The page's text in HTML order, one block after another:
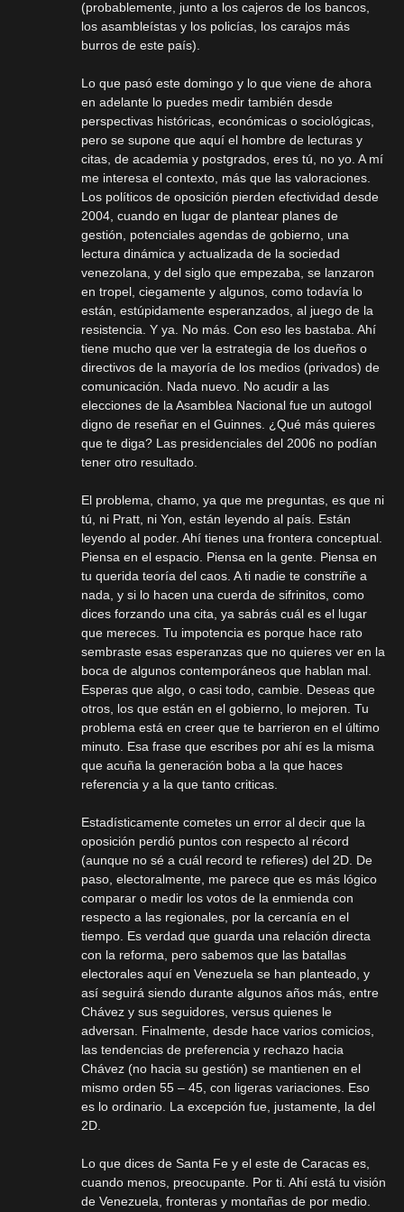
(probablemente, junto a los cajeros de los bancos,
los asambleístas y los policías, los carajos más
burros de este país).
Lo que pasó este domingo y lo que viene de ahora
en adelante lo puedes medir también desde
perspectivas históricas, económicas o sociológicas,
pero se supone que aquí el hombre de lecturas y
citas, de academia y postgrados, eres tú, no yo. A mí
me interesa el contexto, más que las valoraciones.
Los políticos de oposición pierden efectividad desde
2004, cuando en lugar de plantear planes de
gestión, potenciales agendas de gobierno, una
lectura dinámica y actualizada de la sociedad
venezolana, y del siglo que empezaba, se lanzaron
en tropel, ciegamente y algunos, como todavía lo
están, estúpidamente esperanzados, al juego de la
resistencia. Y ya. No más. Con eso les bastaba. Ahí
tiene mucho que ver la estrategia de los dueños o
directivos de la mayoría de los medios (privados) de
comunicación. Nada nuevo. No acudir a las
elecciones de la Asamblea Nacional fue un autogol
digno de reseñar en el Guinnes. ¿Qué más quieres
que te diga? Las presidenciales del 2006 no podían
tener otro resultado.
El problema, chamo, ya que me preguntas, es que ni
tú, ni Pratt, ni Yon, están leyendo al país. Están
leyendo al poder. Ahí tienes una frontera conceptual.
Piensa en el espacio. Piensa en la gente. Piensa en
tu querida teoría del caos. A ti nadie te constriñe a
nada, y si lo hacen una cuerda de sifrinitos, como
dices forzando una cita, ya sabrás cuál es el lugar
que mereces. Tu impotencia es porque hace rato
sembraste esas esperanzas que no quieres ver en la
boca de algunos contemporáneos que hablan mal.
Esperas que algo, o casi todo, cambie. Deseas que
otros, los que están en el gobierno, lo mejoren. Tu
problema está en creer que te barrieron en el último
minuto. Esa frase que escribes por ahí es la misma
que acuña la generación boba a la que haces
referencia y a la que tanto criticas.
Estadísticamente cometes un error al decir que la
oposición perdió puntos con respecto al récord
(aunque no sé a cuál record te refieres) del 2D. De
paso, electoralmente, me parece que es más lógico
comparar o medir los votos de la enmienda con
respecto a las regionales, por la cercanía en el
tiempo. Es verdad que guarda una relación directa
con la reforma, pero sabemos que las batallas
electorales aquí en Venezuela se han planteado, y
así seguirá siendo durante algunos años más, entre
Chávez y sus seguidores, versus quienes le
adversan. Finalmente, desde hace varios comicios,
las tendencias de preferencia y rechazo hacia
Chávez (no hacia su gestión) se mantienen en el
mismo orden 55 – 45, con ligeras variaciones. Eso
es lo ordinario. La excepción fue, justamente, la del
2D.
Lo que dices de Santa Fe y el este de Caracas es,
cuando menos, preocupante. Por ti. Ahí está tu visión
de Venezuela, fronteras y montañas de por medio.